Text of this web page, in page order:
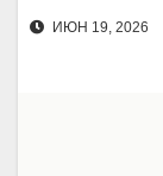
ИЮН 19, 2026